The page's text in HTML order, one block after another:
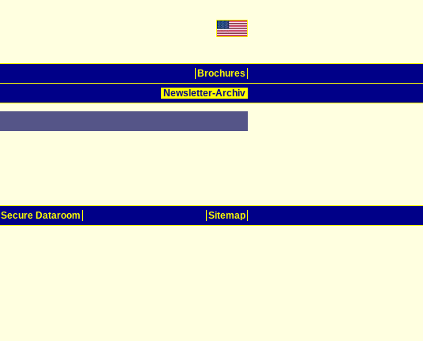
Brochures
Newsletter-Archiv
Secure Dataroom Sitemap